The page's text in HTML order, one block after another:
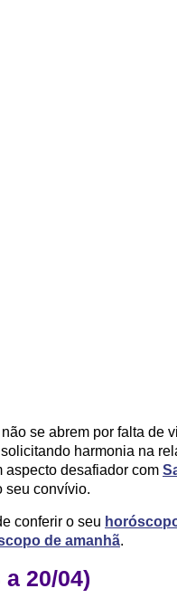
se abrem por falta de
solicitando harmonia na
aspecto desafiador com
seu convívio.
conferir o seu
de amanhã.
20/04)